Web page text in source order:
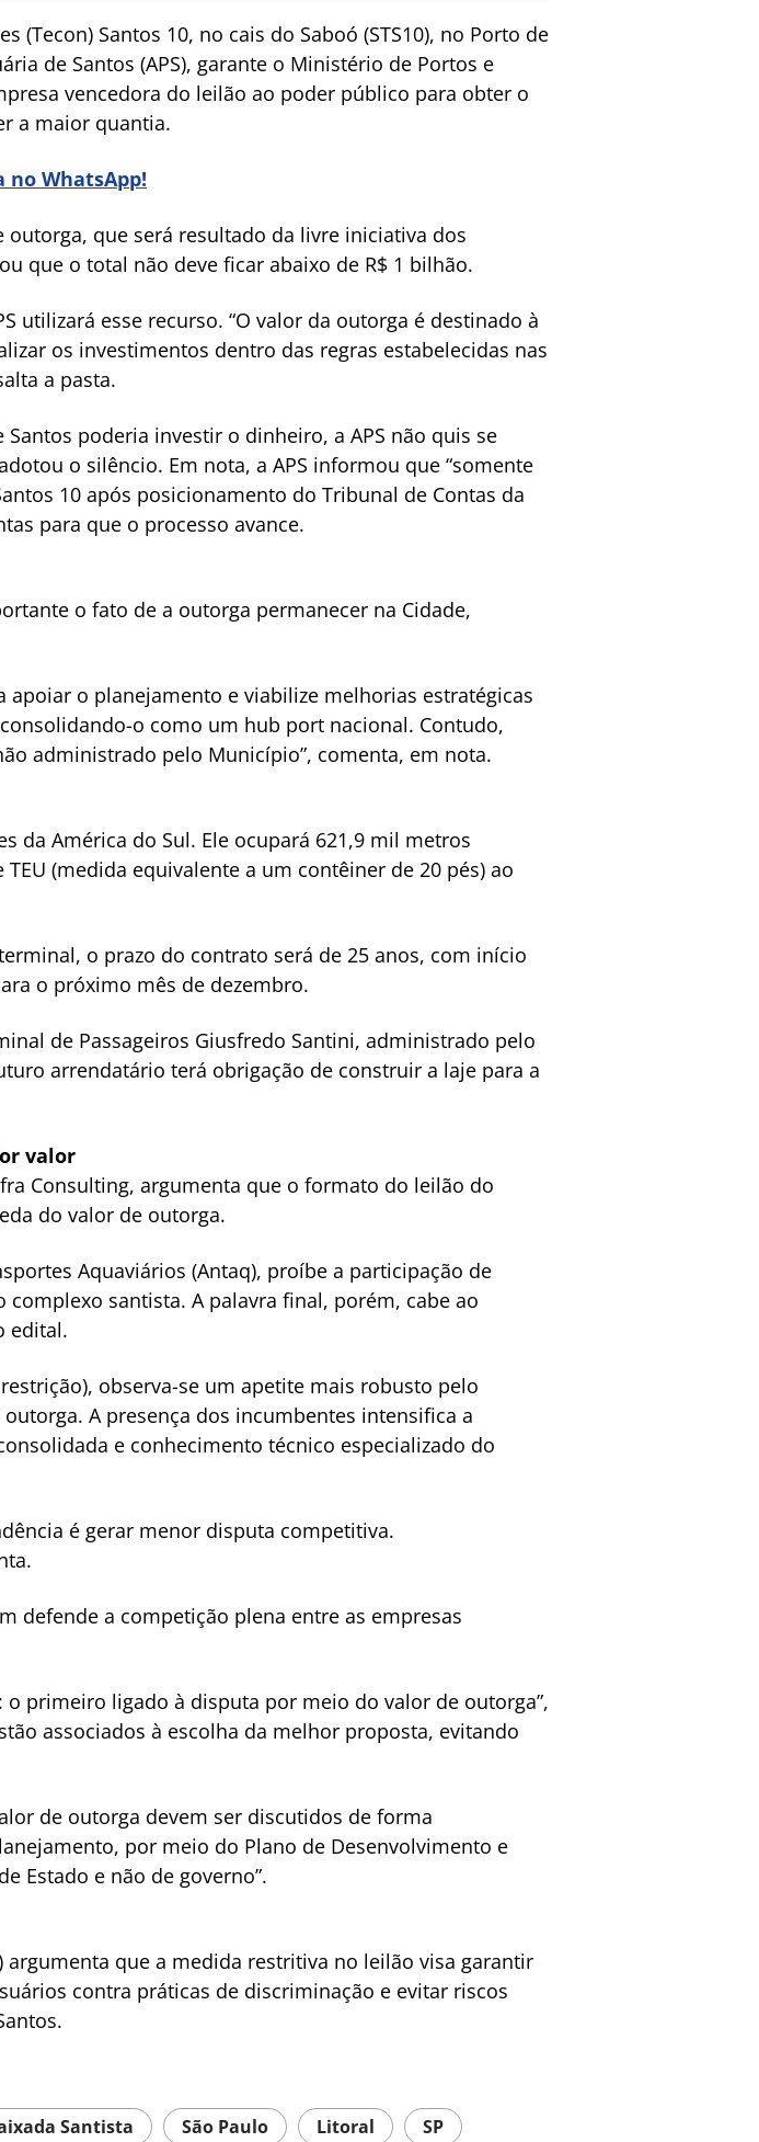
Santos 10, no cais do Saboó (STS10), no Porto de
de Santos (APS), garante o Ministério de Portos e
vencedora do leilão ao poder público para obter o
a maior quantia.
no WhatsApp!
que será resultado da livre iniciativa dos
que o total não deve ficar abaixo de R$ 1 bilhão.
utilizará esse recurso. “O valor da outorga é destinado à
os investimentos dentro das regras estabelecidas nas
a pasta.
poderia investir o dinheiro, a APS não quis se
o silêncio. Em nota, a APS informou que “somente
10 após posicionamento do Tribunal de Contas da
para que o processo avance.
o fato de a outorga permanecer na Cidade,
o planejamento e viabilize melhorias estratégicas
o como um hub port nacional. Contudo,
administrado pelo Município”, comenta, em nota.
da América do Sul. Ele ocupará 621,9 mil metros
(medida equivalente a um contêiner de 20 pés) ao
o prazo do contrato será de 25 anos, com início
o próximo mês de dezembro.
de Passageiros Giusfredo Santini, administrado pelo
arrendatário terá obrigação de construir a laje para a
valor
Consulting, argumenta que o formato do leilão do
do valor de outorga.
Aquaviários (Antaq), proíbe a participação de
santista. A palavra final, porém, cabe ao
edital.
observa-se um apetite mais robusto pelo
A presença dos incumbentes intensifica a
e conhecimento técnico especializado do
é gerar menor disputa competitiva.
defende a competição plena entre as empresas
primeiro ligado à disputa por meio do valor de outorga”,
associados à escolha da melhor proposta, evitando
de outorga devem ser discutidos de forma
por meio do Plano de Desenvolvimento e
Estado e não de governo”.
que a medida restritiva no leilão visa garantir
contra práticas de discriminação e evitar riscos
Santista São Paulo Litoral SP